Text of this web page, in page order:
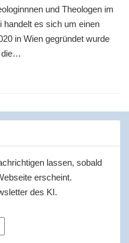
und Theologen im
handelt es sich um einen
in Wien gegründet wurde
die…
lassen, sobald
erscheint.
des KI.